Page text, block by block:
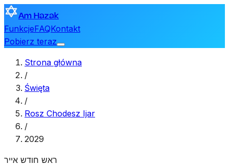
Am Hazak
FunkcjeFAQKontakt
Pobierz teraz
Strona główna
/
Święta
/
Rosz Chodesz Ijar
/
2029
ראש חודש אייר